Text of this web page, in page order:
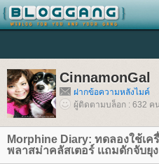
CinnamonGal
ฝากข้อความหลังไมค์
ผู้ติดตามบล็อก : 632 ค
Morphine Diary: ทดลองใช้เ
พลาสม่าคลัสเตอร์ เเถมดักจับยุ